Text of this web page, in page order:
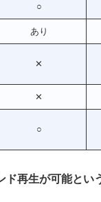
○
あり
✕
✕
○
ド再生が可能とい